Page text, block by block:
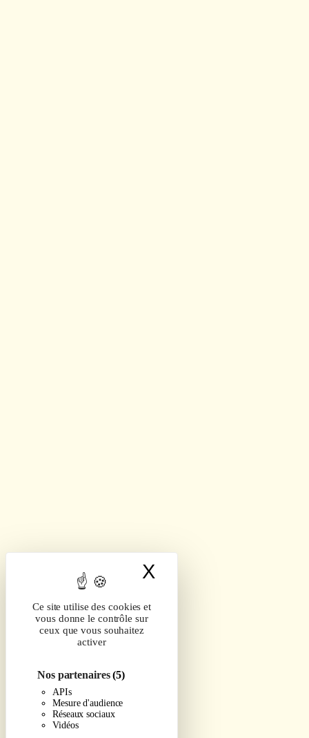
Ce site utilise des cookies et
vous donne le contrôle sur
ceux que vous souhaitez
activer
Nos partenaires(5)
APIs
Mesure d'audience
Réseaux sociaux
Vidéos
X